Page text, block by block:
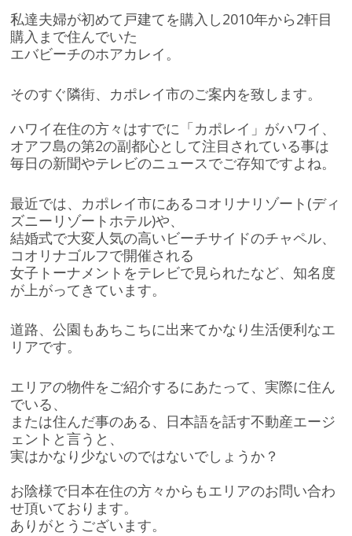
私達夫婦が初めて戸建てを購入し2010年から2軒目
購入まで住んでいた
エバビーチのホアカレイ。
そのすぐ隣街、カポレイ市のご案内を致します。
ハワイ在住の方々はすでに「カポレイ」がハワイ、
オアフ島の第2の副都心として注目されている事は
毎日の新聞やテレビのニュースでご存知ですよね。
最近では、カポレイ市にあるコオリナリゾート(ディ
ズニーリゾートホテル)や、
結婚式で大変人気の高いビーチサイドのチャペル、
コオリナゴルフで開催される
女子トーナメントをテレビで見られたなど、知名度
が上がってきています。
道路、公園もあちこちに出来てかなり生活便利なエ
リアです。
エリアの物件をご紹介するにあたって、実際に住ん
でいる、
または住んだ事のある、日本語を話す不動産エージ
ェントと言うと、
実はかなり少ないのではないでしょうか？
お陰様で日本在住の方々からもエリアのお問い合わ
せ頂いております。
ありがとうございます。